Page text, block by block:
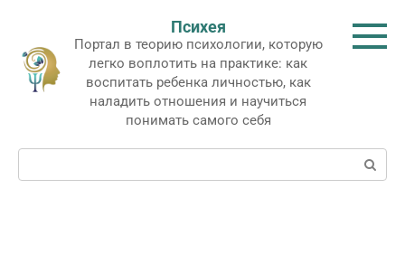
контенту
Психея
Портал в теорию психологии, которую
легко воплотить на практике: как
воспитать ребенка личностью, как
наладить отношения и научиться
понимать самого себя
Поиск: